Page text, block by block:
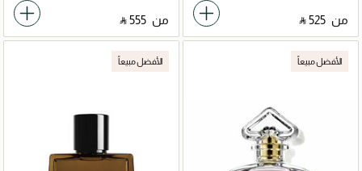
من ‎ ⃁ ⁦525⁩ ‎ من ‎ ⃁ ⁦555⁩ ‎
الأفضل مبيعاً الأفضل مبيعاً